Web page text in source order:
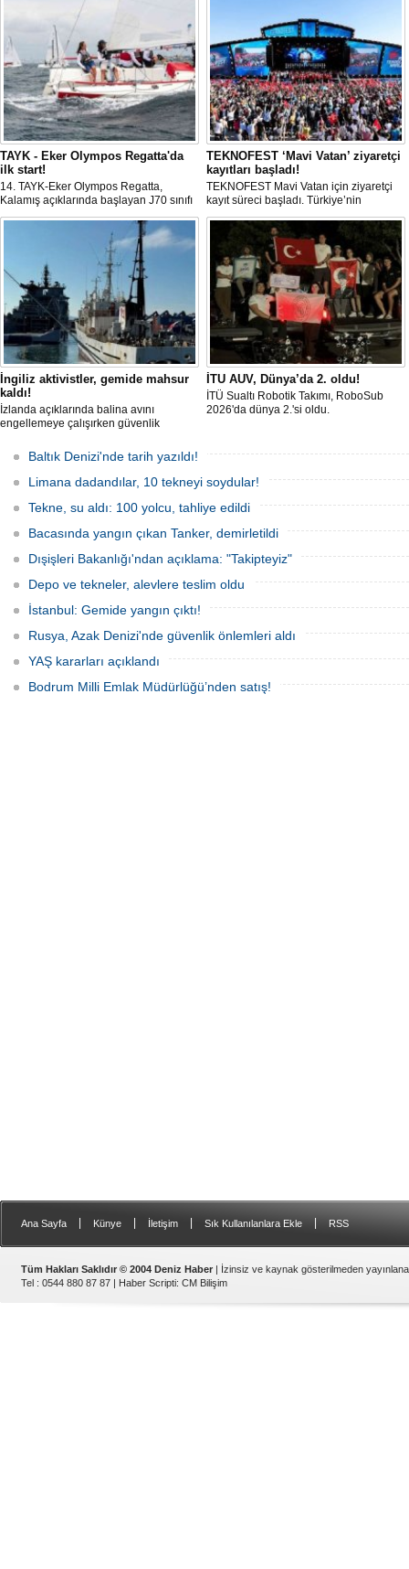
TAYK - Eker Olympos Regatta'da
ilk start!
14. TAYK-Eker Olympos Regatta,
Kalamış açıklarında başlayan J70 sınıfı
yarışlarıyla ilk startını verdi. İstanbul'u 10
gün boyunca yelken coşkusuyla
buluşturacak organizasyonun ilk
gününde 9 tekne rüzgârla buluştu.
TEKNOFEST ‘Mavi Vatan’ ziyaretçi
kayıtları başladı!
TEKNOFEST Mavi Vatan için ziyaretçi
kayıt süreci başladı. Türkiye’nin
denizcilik ve savunma teknolojilerine
odaklanan etkinliği, 20-23 Ağustos
tarihleri arasında Gölcük Tersanesi
Komutanlığı’nda gerçekleştirilecek.
İngiliz aktivistler, gemide mahsur
kaldı!
İzlanda açıklarında balina avını
engellemeye çalışırken güvenlik
protesto gemisindeki 21 çevre aktivisti,
günlerdir gemiden çıkmalarına izin
verilmediğini ve temel haklarının ihlal
edildiğini öne sürdü. Mürettebatta iki
Britanyalı aktivist de bulunuyor.
İTU AUV, Dünya’da 2. oldu!
İTÜ Sualtı Robotik Takımı, RoboSub
2026'da dünya 2.'si oldu.
Baltık Denizi'nde tarih yazıldı!
Limana dadandılar, 10 tekneyi soydular!
Tekne, su aldı: 100 yolcu, tahliye edildi
Bacasında yangın çıkan Tanker, demirletildi
Dışişleri Bakanlığı'ndan açıklama: "Takipteyiz"
Depo ve tekneler, alevlere teslim oldu
İstanbul: Gemide yangın çıktı!
Rusya, Azak Denizi'nde güvenlik önlemleri aldı
YAŞ kararları açıklandı
Bodrum Milli Emlak Müdürlüğü’nden satış!
Ana Sayfa Künye İletişim Sık Kullanılanlara Ekle RSS
Tüm Hakları Saklıdır © 2004 Deniz Haber | İzinsiz ve kaynak gösterilmeden
Tel : 0544 880 87 87 | Haber Scripti: CM Bilişim